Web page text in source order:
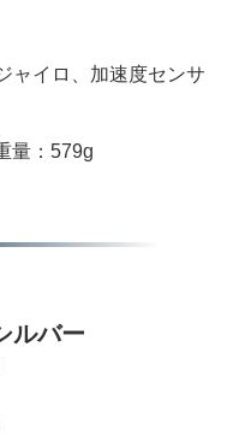
ャイロ、加速度センサ
量：579g
ルバー